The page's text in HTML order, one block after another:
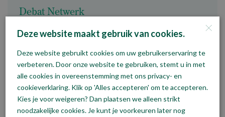
Debat Netwerk
Versterk je debatvaardigheden en ontmoet collega-
bestuurders in het Debat Netwerk.
Meer informatie
×
Deze website maakt gebruik van cookies.
Deze website gebruikt cookies om uw gebruikerservaring te
verbeteren. Door onze website te gebruiken, stemt u in met
alle cookies in overeenstemming met ons privacy- en
cookieverklaring. Klik op 'Alles accepteren' om te accepteren.
Kies je voor weigeren? Dan plaatsen we alleen strikt
noodzakelijke cookies. Je kunt je voorkeuren later nog